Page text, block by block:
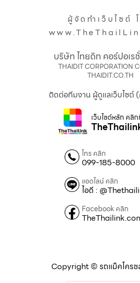
ผู้จัดทำเว็บไซต์
บริษัท ไทยดิท คอร์ปอเร
THAIDIT CORPORATION
THAIDIT.CO.TH
ติดต่อทีมงาน ผู้ดูแลเว็บไซต์
เว็บไซต์หลัก คลิ
โทร คลิก
099-185-8000
แอดไลน์ คลิก
ไอดี :
Facebook คลิก
Copyright © รถแม็คโคร